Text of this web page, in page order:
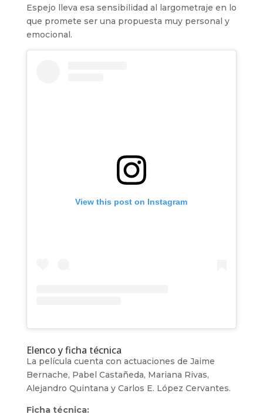
Espejo lleva esa sensibilidad al largometraje en lo
que promete ser una propuesta muy personal y
emocional.
View this post on Instagram
Elenco y ficha técnica
La película cuenta con actuaciones de Jaime
Bernache, Pabel Castañeda, Mariana Rivas,
Alejandro Quintana y Carlos E. López Cervantes.
Ficha técnica: